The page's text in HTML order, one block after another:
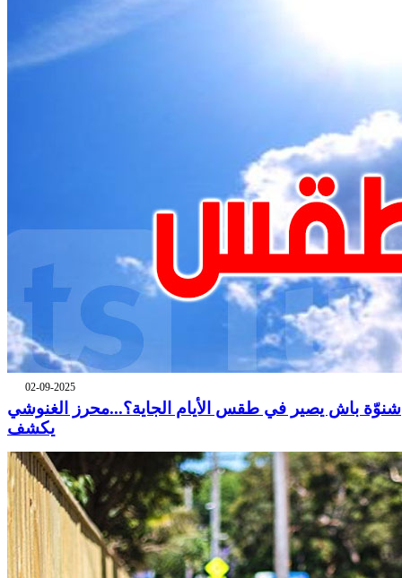
02-09-2025
شنوّة باش يصير في طقس الأيام الجاية؟...محرز الغنوشي
يكشف